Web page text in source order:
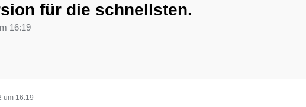
für die schnellsten.
16:19
um 16:19